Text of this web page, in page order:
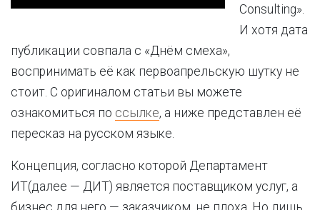
Consulting».
И хотя дата
публикации совпала с «Днём смеха»,
воспринимать её как первоапрельскую шутку не
стоит. С оригиналом статьи вы можете
ознакомиться по ссылке, а ниже представлен её
пересказ на русском языке.
Концепция, согласно которой Департамент
ИТ(далее — ДИТ) является поставщиком услуг, а
бизнес для него — заказчиком, не плоха. Но лишь